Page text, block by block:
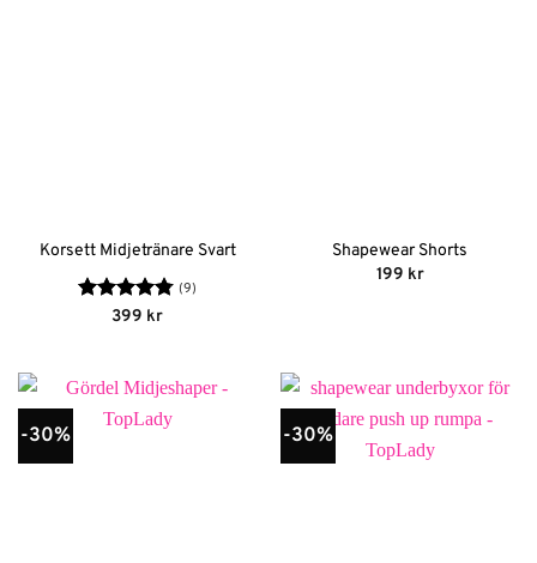
Korsett Midjetränare Svart
Betygsatt
(9)
399 kr
Shapewear Shorts
199 kr
-30% -30%